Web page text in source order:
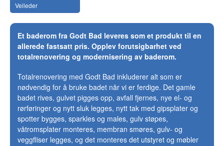
Veileder
Et baderom fra Godt Bad leveres som et produkt til en
allerede fastsatt pris. Opplev forutsigbarhet ved
totalrenovering og modernisering av baderom.
Totalrenovering med Godt Bad inkluderer alt som er
nødvendig for å bruke badet når vi er ferdige. Det gamle
badet rives, gulvet pigges opp, avfall fjernes, nye el- og
rørføringer og nytt sluk legges, nytt tak med gipsplater og
spotter bygges, sparkles og males, gulv støpes,
våtromsplater monteres, membran smøres, gulv- og
veggfliser legges, og det monteres det utstyret og møbler